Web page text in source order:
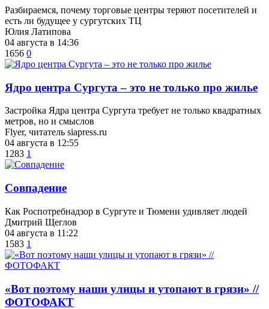
Разбираемся, почему торговые центры теряют посетителей и
есть ли будущее у сургутских ТЦ
Юлия Латипова
04 августа в 14:36
1656 0
​Ядро центра Сургута ‒ это не только про жилье
Застройка Ядра центра Сургута требует не только квадратных
метров, но и смыслов
Flyer, читатель siapress.ru
04 августа в 12:55
1283 1
​Совпадение
Как Роспотребнадзор в Сургуте и Тюмени удивляет людей
Дмитрий Щеглов
04 августа в 11:22
1583 1
«Вот поэтому наши улицы и утопают в грязи» //
ФОТОФАКТ